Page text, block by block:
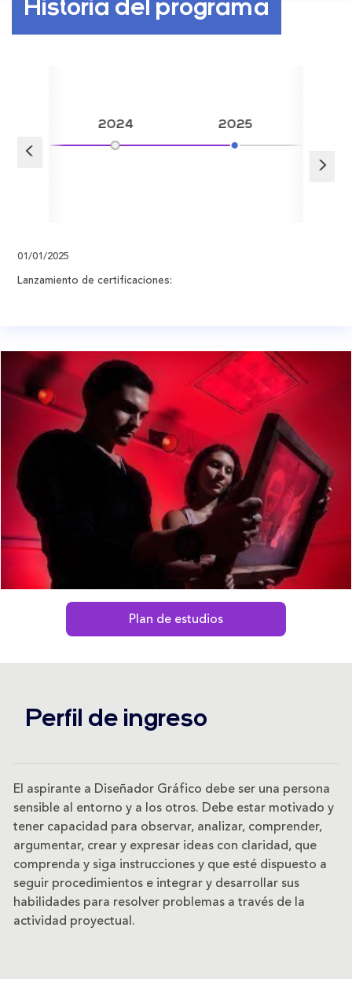
Historia del programa
2024 2025
01/01/2025
Lanzamiento de certificaciones:
Plan de estudios
Perfil de ingreso
El aspirante a Diseñador Gráfico debe ser una persona
sensible al entorno y a los otros. Debe estar motivado y
tener capacidad para observar, analizar, comprender,
argumentar, crear y expresar ideas con claridad, que
comprenda y siga instrucciones y que esté dispuesto a
seguir procedimientos e integrar y desarrollar sus
habilidades para resolver problemas a través de la
actividad proyectual.